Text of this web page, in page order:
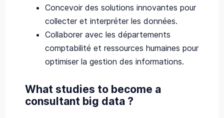
Concevoir des solutions innovantes pour
collecter et interpréter les données.
Collaborer avec les départements
comptabilité et ressources humaines pour
optimiser la gestion des informations.
What studies to become a
consultant big data ?